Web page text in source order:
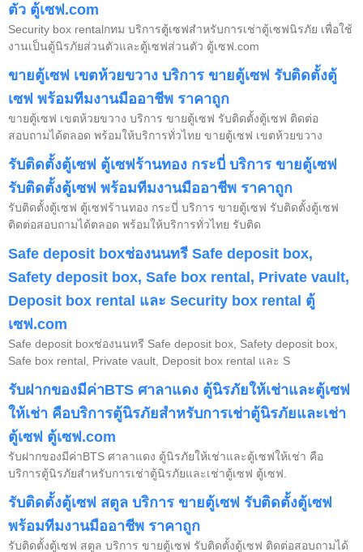
ตัว ตู้เซฟ.com
Security box rentalกทม บริการตู้เซฟสำหรับการเช่าตู้เซฟนิรภัย เพื่อใช้
งานเป็นตู้นิรภัยส่วนตัวและตู้เซฟส่วนตัว ตู้เซฟ.com
ขายตู้เซฟ เขตห้วยขวาง บริการ ขายตู้เซฟ รับติดตั้งตู้
เซฟ พร้อมทีมงานมืออาชีพ ราคาถูก
ขายตู้เซฟ เขตห้วยขวาง บริการ ขายตู้เซฟ รับติดตั้งตู้เซฟ ติดต่อ
สอบถามได้ตลอด พร้อมให้บริการทั่วไทย ขายตู้เซฟ เขตห้วยขวาง
รับติดตั้งตู้เซฟ ตู้เซฟร้านทอง กระบี่ บริการ ขายตู้เซฟ
รับติดตั้งตู้เซฟ พร้อมทีมงานมืออาชีพ ราคาถูก
รับติดตั้งตู้เซฟ ตู้เซฟร้านทอง กระบี่ บริการ ขายตู้เซฟ รับติดตั้งตู้เซฟ
ติดต่อสอบถามได้ตลอด พร้อมให้บริการทั่วไทย รับติด
Safe deposit boxช่องนนทรี Safe deposit box,
Safety deposit box, Safe box rental, Private vault,
Deposit box rental และ Security box rental ตู้
เซฟ.com
Safe deposit boxช่องนนทรี Safe deposit box, Safety deposit box,
Safe box rental, Private vault, Deposit box rental และ S
รับฝากของมีค่าBTS ศาลาแดง ตู้นิรภัยให้เช่าและตู้เซฟ
ให้เช่า คือบริการตู้นิรภัยสำหรับการเช่าตู้นิรภัยและเช่า
ตู้เซฟ ตู้เซฟ.com
รับฝากของมีค่าBTS ศาลาแดง ตู้นิรภัยให้เช่าและตู้เซฟให้เช่า คือ
บริการตู้นิรภัยสำหรับการเช่าตู้นิรภัยและเช่าตู้เซฟ ตู้เซฟ.
รับติดตั้งตู้เซฟ สตูล บริการ ขายตู้เซฟ รับติดตั้งตู้เซฟ
พร้อมทีมงานมืออาชีพ ราคาถูก
รับติดตั้งตู้เซฟ สตูล บริการ ขายตู้เซฟ รับติดตั้งตู้เซฟ ติดต่อสอบถามได้